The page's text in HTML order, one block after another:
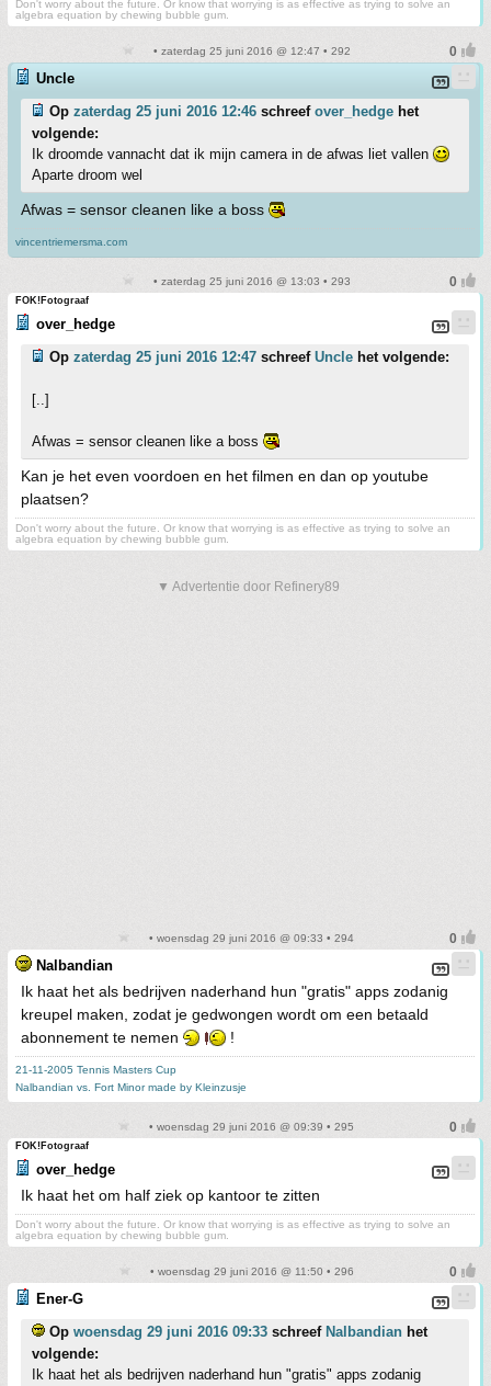
Don't worry about the future. Or know that worrying is as effective as trying to solve an
algebra equation by chewing bubble gum.
• zaterdag 25 juni 2016 @ 12:47 • 292
Uncle
Op zaterdag 25 juni 2016 12:46 schreef over_hedge het
volgende:
Ik droomde vannacht dat ik mijn camera in de afwas liet vallen
Aparte droom wel
Afwas = sensor cleanen like a boss
vincentriemersma.com
• zaterdag 25 juni 2016 @ 13:03 • 293
FOK!Fotograaf
over_hedge
Op zaterdag 25 juni 2016 12:47 schreef Uncle het volgende:
[..]
Afwas = sensor cleanen like a boss
Kan je het even voordoen en het filmen en dan op youtube
plaatsen?
Don't worry about the future. Or know that worrying is as effective as trying to solve an
algebra equation by chewing bubble gum.
▼ Advertentie door Refinery89
• woensdag 29 juni 2016 @ 09:33 • 294
Nalbandian
Ik haat het als bedrijven naderhand hun "gratis" apps zodanig
kreupel maken, zodat je gedwongen wordt om een betaald
abonnement te nemen
!
21-11-2005 Tennis Masters Cup
Nalbandian vs. Fort Minor made by Kleinzusje
• woensdag 29 juni 2016 @ 09:39 • 295
FOK!Fotograaf
over_hedge
Ik haat het om half ziek op kantoor te zitten
Don't worry about the future. Or know that worrying is as effective as trying to solve an
algebra equation by chewing bubble gum.
• woensdag 29 juni 2016 @ 11:50 • 296
Ener-G
Op woensdag 29 juni 2016 09:33 schreef Nalbandian het
volgende:
Ik haat het als bedrijven naderhand hun "gratis" apps zodanig